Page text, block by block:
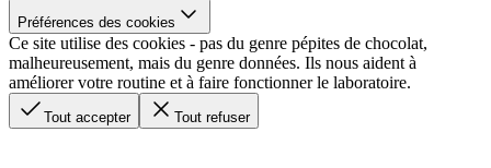
Préférences des cookies
Ce site utilise des cookies - pas du genre pépites de chocolat,
malheureusement, mais du genre données. Ils nous aident à
améliorer votre routine et à faire fonctionner le laboratoire.
Tout accepter Tout refuser